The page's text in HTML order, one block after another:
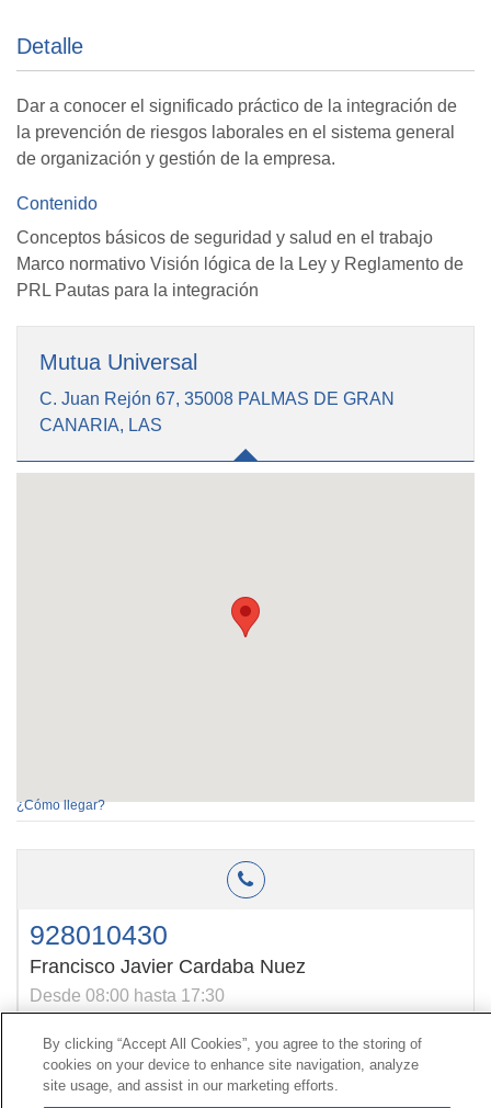
Detalle
Dar a conocer el significado práctico de la integración de
la prevención de riesgos laborales en el sistema general
de organización y gestión de la empresa.
Contenido
Conceptos básicos de seguridad y salud en el trabajo
Marco normativo Visión lógica de la Ley y Reglamento de
PRL Pautas para la integración
Mutua Universal
C. Juan Rejón 67, 35008 PALMAS DE GRAN
CANARIA, LAS
¿Cómo llegar?
928010430
Francisco Javier Cardaba Nuez
Desde 08:00 hasta 17:30
Contact|Profile of the contractor|Claims
Line Universal 900 203 203
Private Area Special Benefits
By clicking “Accept All Cookies”, you agree to the storing of
cookies on your device to enhance site navigation, analyze
site usage, and assist in our marketing efforts.